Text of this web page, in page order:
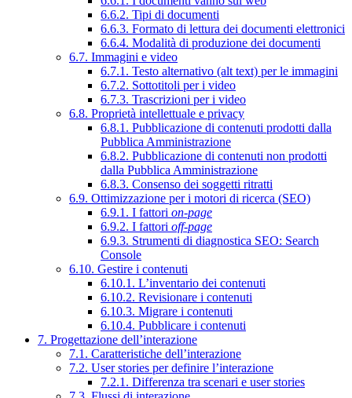
6.6.2. Tipi di documenti
6.6.3. Formato di lettura dei documenti elettronici
6.6.4. Modalità di produzione dei documenti
6.7. Immagini e video
6.7.1. Testo alternativo (alt text) per le immagini
6.7.2. Sottotitoli per i video
6.7.3. Trascrizioni per i video
6.8. Proprietà intellettuale e privacy
6.8.1. Pubblicazione di contenuti prodotti dalla
Pubblica Amministrazione
6.8.2. Pubblicazione di contenuti non prodotti
dalla Pubblica Amministrazione
6.8.3. Consenso dei soggetti ritratti
6.9. Ottimizzazione per i motori di ricerca (SEO)
6.9.1. I fattori on-page
6.9.2. I fattori off-page
6.9.3. Strumenti di diagnostica SEO: Search
Console
6.10. Gestire i contenuti
6.10.1. L’inventario dei contenuti
6.10.2. Revisionare i contenuti
6.10.3. Migrare i contenuti
6.10.4. Pubblicare i contenuti
7. Progettazione dell’interazione
7.1. Caratteristiche dell’interazione
7.2. User stories per definire l’interazione
7.2.1. Differenza tra scenari e user stories